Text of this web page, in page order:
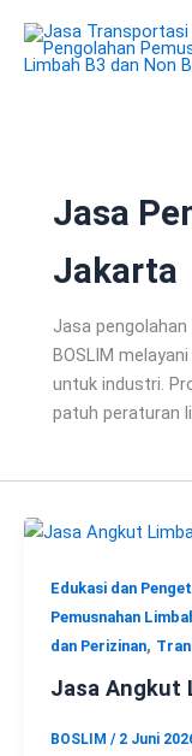
konten
Jasa
Jakarta
Jasa
BOSLIM
untuk industri.
patuh peraturan
Edukasi dan
Pemusnahan
dan Perizinan,
Jasa Angkut
BOSLIM / 2 Juni